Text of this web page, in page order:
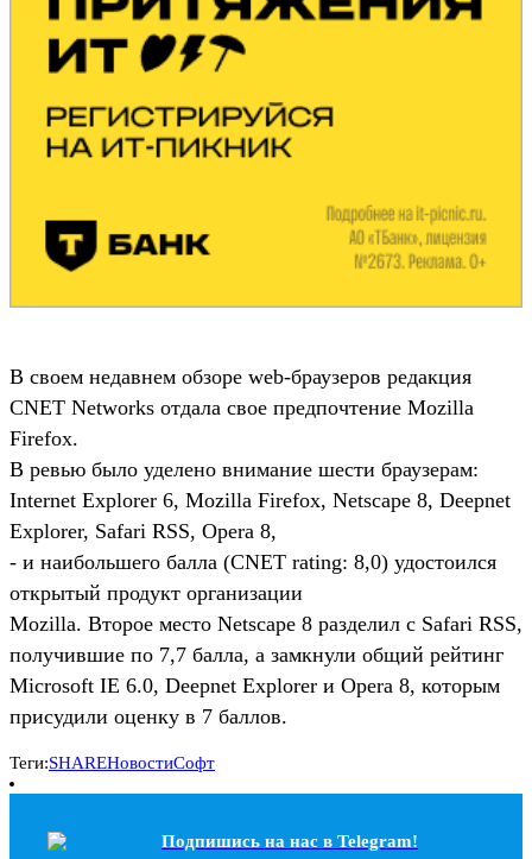
В своем недавнем обзоре web-браузеров редакция
CNET Networks отдала свое предпочтение Mozilla
Firefox.
В ревью было уделено внимание шести браузерам:
Internet Explorer 6, Mozilla Firefox, Netscape 8, Deepnet
Explorer, Safari RSS, Opera 8,
- и наибольшего балла (CNET rating: 8,0) удостоился
открытый продукт организации
Mozilla. Второе место Netscape 8 разделил c Safari RSS,
получившие по 7,7 балла, а замкнули общий рейтинг
Microsoft IE 6.0, Deepnet Explorer и Opera 8, которым
присудили оценку в 7 баллов.
Теги:SHAREНовостиСофт
Подпишись на наc в Telegram!